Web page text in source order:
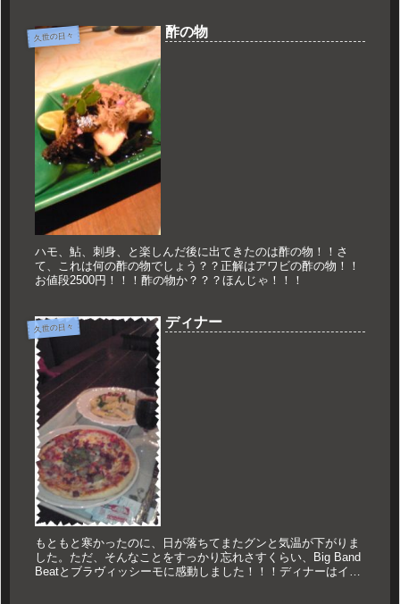
久世の日々 酢の物
ハモ、鮎、刺身、と楽しんだ後に出てきたのは酢の物！！さ
て、これは何の酢の物でしょう？？正解はアワビの酢の物！！
お値段2500円！！！酢の物か？？？ほんじゃ！！！
久世の日々 ディナー
もともと寒かったのに、日が落ちてまたグンと気温が下がりま
した。ただ、そんなことをすっかり忘れさすくらい、Big Band
Beatとブラヴィッシーモに感動しました！！！ディナーはイタ